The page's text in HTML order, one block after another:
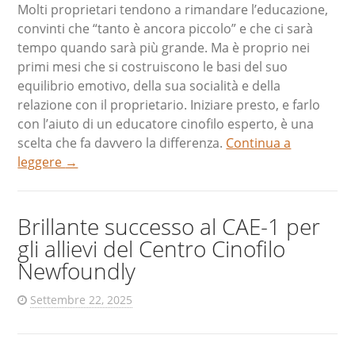
Molti proprietari tendono a rimandare l’educazione,
convinti che “tanto è ancora piccolo” e che ci sarà
tempo quando sarà più grande. Ma è proprio nei
primi mesi che si costruiscono le basi del suo
equilibrio emotivo, della sua socialità e della
relazione con il proprietario. Iniziare presto, e farlo
con l’aiuto di un educatore cinofilo esperto, è una
scelta che fa davvero la differenza. Continua a
leggere →
Brillante successo al CAE-1 per
gli allievi del Centro Cinofilo
Newfoundly
Settembre 22, 2025